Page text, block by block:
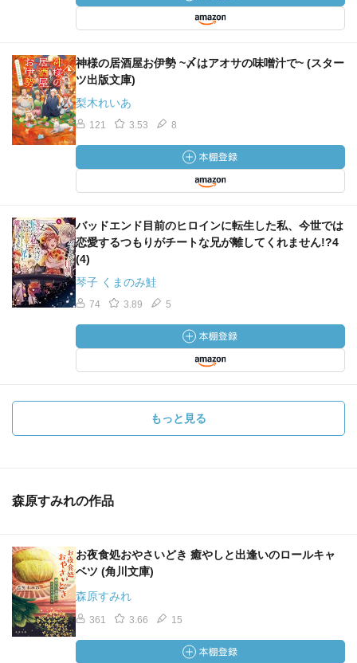
神様の居酒屋お伊勢 ~〆はアオサの味噌汁で~ (スター
ツ出版文庫)
梨木れいあ
121 3.53 8
バッドエンド目前のヒロインに転生した私、今世では
恋愛するつもりがチートな兄が離してくれません!?4
(4)
琴子 くまのみ鮭
74 3.89 5
もっと見る
森原すみれの作品
お夜食処おやさいどき 癒やしと出逢いのロールキャ
ベツ (角川文庫)
森原すみれ
361 3.66 15